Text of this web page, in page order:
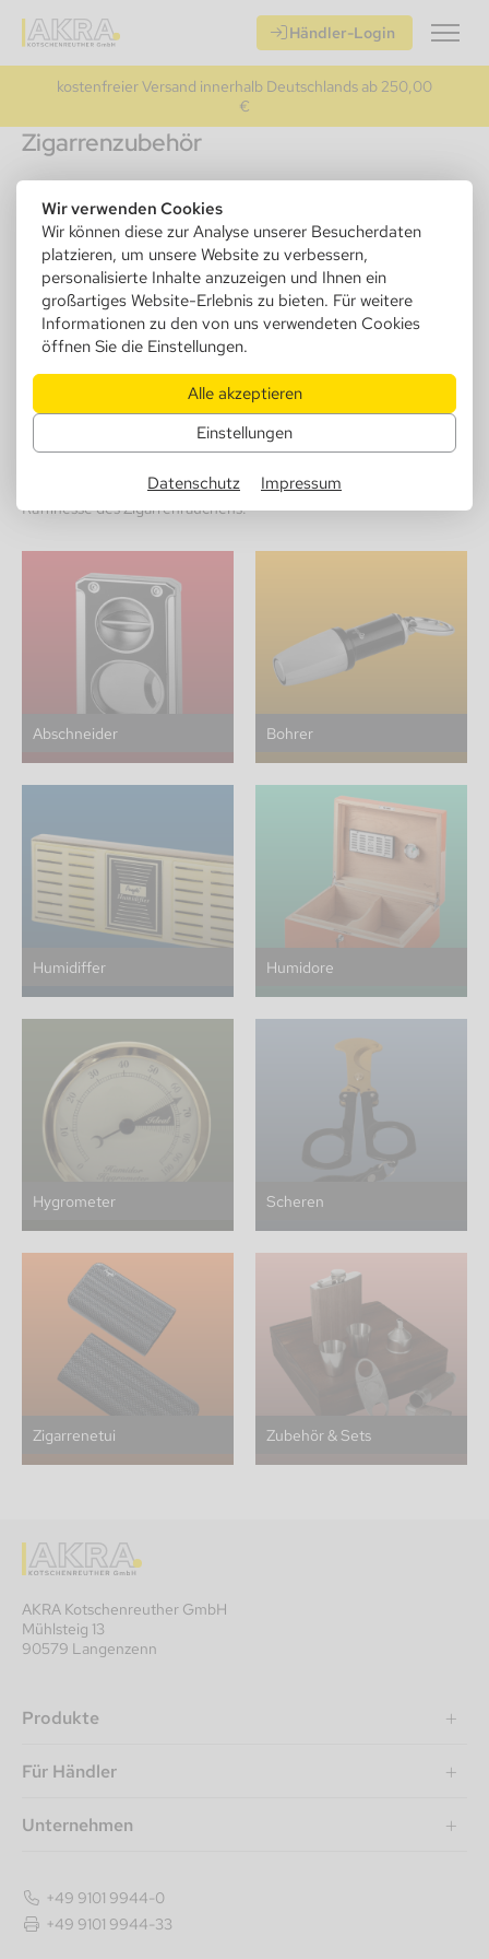
Wir verwenden Cookies
Wir können diese zur Analyse unserer Besucherdaten
platzieren, um unsere Website zu verbessern,
personalisierte Inhalte anzuzeigen und Ihnen ein
großartiges Website-Erlebnis zu bieten. Für weitere
Informationen zu den von uns verwendeten Cookies
öffnen Sie die Einstellungen.
Alle akzeptieren
Einstellungen
Datenschutz Impressum
Händler-Login
kostenfreier Versand innerhalb Deutschlands ab 250,00
€
Zigarrenzubehör
Auswahl an hochwertigen Produkten, um das ultimative
Zigarrenerlebnis zu genießen. Von eleganten Humidoren und
Kabinetten, die die Zigarren Ihrer Kunden perfekt aufbewahren
und reifen lassen, bis hin zu präzisen Abschneidern, die eine
saubere und gleichmäßige Schnittführung ermöglichen, haben
wir alles, was man für den perfekten Genuss benötigt. Unsere
Auswahl an Aschenbechern bietet sowohl funktionale als auch
ästhetisch ansprechende Optionen, um die Raucherfahrung zu
ergänzen, während unsere Etuis eine stilvolle und praktische
Möglichkeit bieten, Zigarren unterwegs zu transportieren.
Darüber hinaus bieten wir eine Vielzahl von Zubehör und
Ersatzteilen, darunter Feuerzeuge, Reinigungswerkzeuge und
Hygrometer, um sicherzustellen, dass Sie immer bestens
Sortiment und erleben Sie den ultimativen Luxus und die
Raffinesse des Zigarrenrauchens.
Abschneider Bohrer
Humidiffer Humidore
Hygrometer Scheren
Zigarrenetui Zubehör & Sets
AKRA Kotschenreuther GmbH
Mühlsteig 13
90579 Langenzenn
Produkte
Für Händler
Unternehmen
+49 9101 9944-0
+49 9101 9944-33